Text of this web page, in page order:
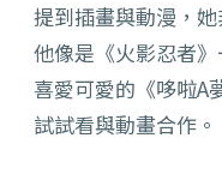
提到插畫與動漫，
他像是《火影忍者
喜愛可愛的《哆啦A
試試看與動畫合作。